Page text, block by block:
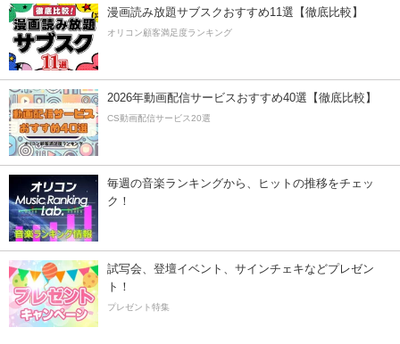
漫画読み放題サブスクおすすめ11選【徹底比較】
オリコン顧客満足度ランキング
2026年動画配信サービスおすすめ40選【徹底比較】
CS動画配信サービス20選
毎週の音楽ランキングから、ヒットの推移をチェッ
ク！
試写会、登壇イベント、サインチェキなどプレゼン
ト！
プレゼント特集